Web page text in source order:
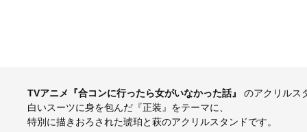
TVアニメ『合コンに行ったら女がいなかった話』 のアクリルス
白いスーツに身を包んだ『正装』をテーマに、
特別に描きおろされた琥珀と萩のアクリルスタンドです。